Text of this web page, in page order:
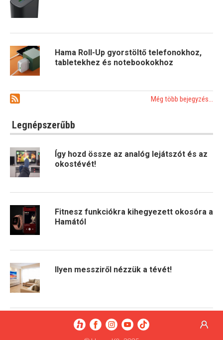
Hama Roll-Up gyorstöltő telefonokhoz,
tabletekhez és notebookokhoz
Még több bejegyzés...
Legnépszerűbb
Így hozd össze az analóg lejátszót és az
okostévét!
Fitnesz funkciókra kihegyezett okosóra a
Hamától
Ilyen messziről nézzük a tévét!